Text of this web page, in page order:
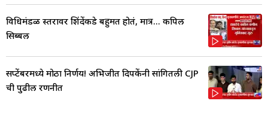
विधिमंडळ स्तरावर शिंदेंकडे बहुमत होतं, मात्र... कपिल
सिब्बल
सप्टेंबरमध्ये मोठा निर्णय! अभिजीत दिपकेंनी सांगितली CJP
ची पुढील रणनीत